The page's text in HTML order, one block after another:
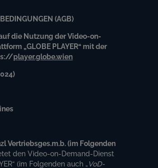
(AGB)
die Nutzung der Video-on-
„GLOBE PLAYER“ mit der
player.globe.wien
Vertriebsges.m.b. (im Folgenden
den Video-on-Demand-Dienst
(im Folgenden auch „VoD-